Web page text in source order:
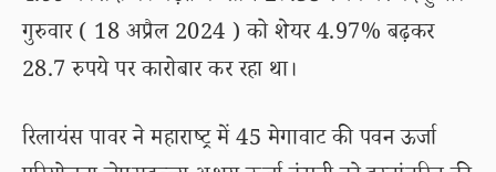
गुरुवार ( 18 अप्रैल 2024 ) को शेयर 4.97% बढ़कर
28.7 रुपये पर कारोबार कर रहा था।
रिलायंस पावर ने महाराष्ट्र में 45 मेगावाट की पवन ऊर्जा